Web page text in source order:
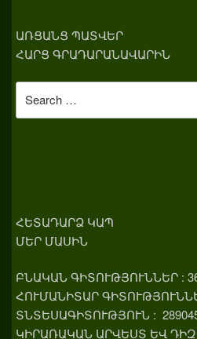
ԱՌՑԱՆՑ ՊԱՏՎԵՐ
ՀԱՐՑ ԳՐԱԴԱՐԱՆԱՎԱՐԻՆ
for:
ՀԵՏԱԴԱՐՁ ԿԱՊ
ՄԵՐ ՄԱՍԻՆ
ԲՆԱԿԱՆ ԳԻՏՈՒԹՅՈՒՆՆԵՐ :
ՀՈՒՄԱՆԻՏԱՐ
ՏՆՏԵՍԱԳԻՏՈՒԹՅՈՒՆ :
ԿԻՐԱՌԱԿԱՆ ԱՐՎԵՍՏ ԵՎ